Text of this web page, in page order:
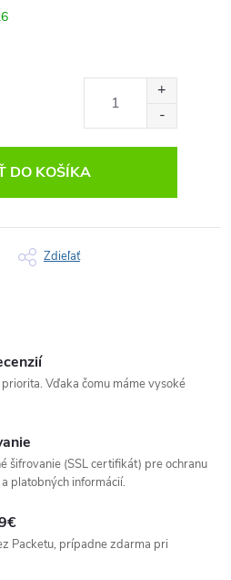
DO KOŠÍKA
Zdieľať
Vďaka čomu máme vysoké
šifrovanie (SSL certifikát) pre ochranu
platobných informácií.
Packetu, prípadne zdarma pri